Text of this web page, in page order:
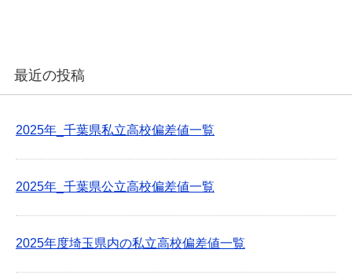
最近の投稿
2025年_千葉県私立高校偏差値一覧
2025年_千葉県公立高校偏差値一覧
2025年度埼玉県内の私立高校偏差値一覧